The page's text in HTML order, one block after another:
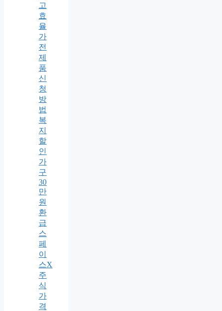
고
효
율
가
전
제
품
신
청
방
법
복
지
할
인
가
구
30
만
원
환
급
스
페
이
스X
주
식
가
격